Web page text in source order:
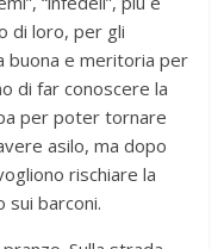
di loro, per gli
buona e meritoria per
di far conoscere la
per poter tornare
asilo, ma dopo
rischiare la
barconi.